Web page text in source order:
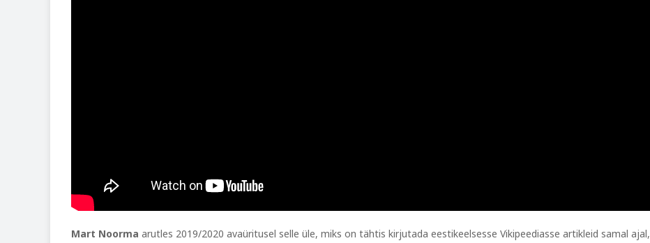
Mart Noorma arutles 2019/2020 avaüritusel selle üle, miks on tähtis kirjutada eestikeelsesse Vikipeediasse artikleid samal ajal,